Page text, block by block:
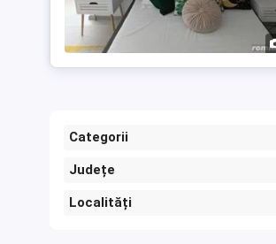
Categorii
Județe
Localități